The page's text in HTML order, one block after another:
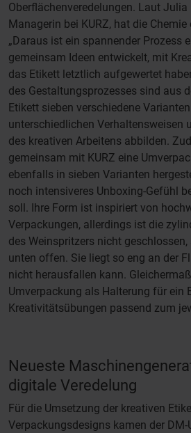
Oberflächenveredelungen. Laut Julia
Managerin bei KURZ, hat die
„Daraus ist ein spannender Prozess
gemeinsam Ideen entwickelt, mit
das Etikett letztlich aufgewertet
des Gestaltungsprozesses sind aus
Etikett sieben verschiedene
unterschiedlichen Verhaltensweisen
des kreativen Arbeitens abbilden.
gemeinsam mit KURZ eine
ebenfalls in sieben Varianten
noch intensiveres Unboxing-Gefühl
soll. Ihre Form ist inspiriert von
Verpackungen, allerdings ist die
des Weinspritzers nicht geschlossen,
unten offen. Sie liegt so eng an der
nicht herausfallen kann.
Umverpackung als Halterung für ein
Kreativitätsübungen passend zum
Neueste
digitale Veredelung
Für die Umsetzung der kreativen
Verpackungsdesigns kamen der DM-